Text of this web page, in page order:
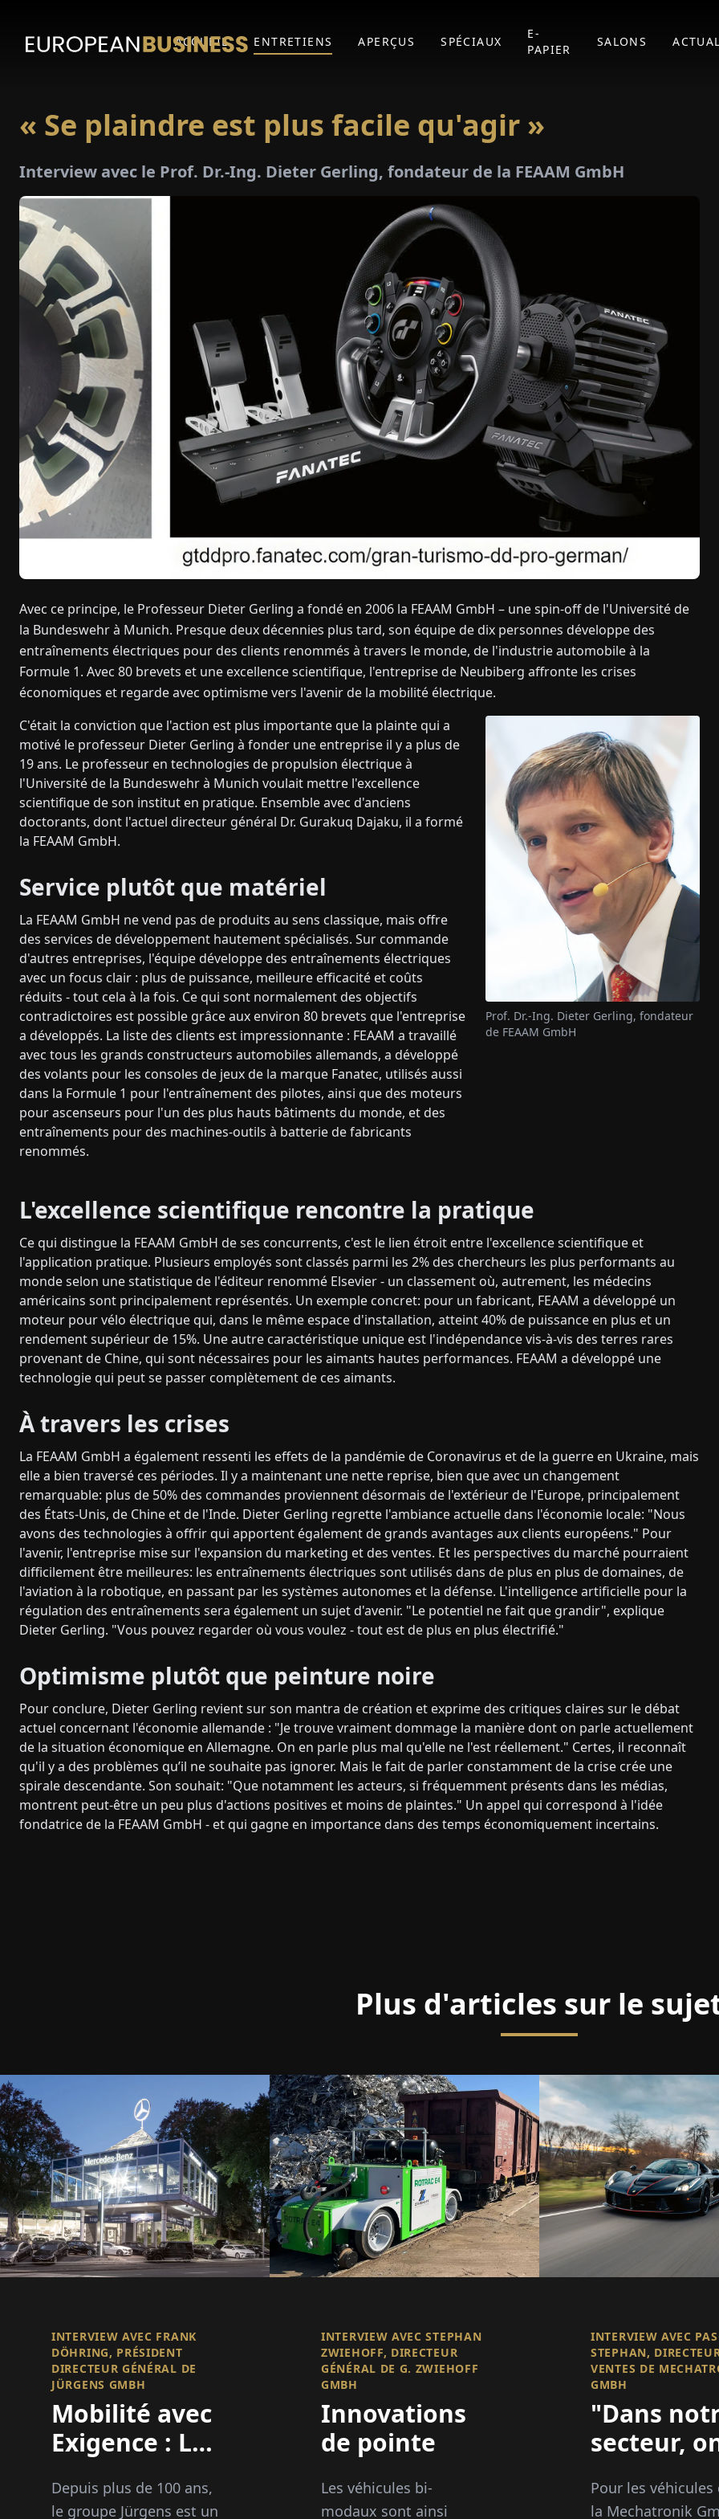
ACCUEIL ENTRETIENS APERÇUS SPÉCIAUX
E-
PAPIER
SALONS
« Se plaindre est plus facile qu'agir »
Interview avec le Prof. Dr.-Ing. Dieter Gerling, fondateur de la FEAAM GmbH
Avec ce principe, le Professeur Dieter Gerling a fondé en 2006 la FEAAM GmbH – une spin-off de l'Université de
la Bundeswehr à Munich. Presque deux décennies plus tard, son équipe de dix personnes développe des
entraînements électriques pour des clients renommés à travers le monde, de l'industrie automobile à la
Formule 1. Avec 80 brevets et une excellence scientifique, l'entreprise de Neubiberg affronte les crises
économiques et regarde avec optimisme vers l'avenir de la mobilité électrique.
C'était la conviction que l'action est plus importante que la plainte qui a
motivé le professeur Dieter Gerling à fonder une entreprise il y a plus de
19 ans. Le professeur en technologies de propulsion électrique à
l'Université de la Bundeswehr à Munich voulait mettre l'excellence
scientifique de son institut en pratique. Ensemble avec d'anciens
doctorants, dont l'actuel directeur général Dr. Gurakuq Dajaku, il a formé
la FEAAM GmbH.
Service plutôt que matériel
La FEAAM GmbH ne vend pas de produits au sens classique, mais offre
des services de développement hautement spécialisés. Sur commande
d'autres entreprises, l'équipe développe des entraînements électriques
avec un focus clair : plus de puissance, meilleure efficacité et coûts
réduits - tout cela à la fois. Ce qui sont normalement des objectifs
contradictoires est possible grâce aux environ 80 brevets que l'entreprise
a développés. La liste des clients est impressionnante : FEAAM a travaillé
avec tous les grands constructeurs automobiles allemands, a développé
des volants pour les consoles de jeux de la marque Fanatec, utilisés aussi
dans la Formule 1 pour l'entraînement des pilotes, ainsi que des moteurs
pour ascenseurs pour l'un des plus hauts bâtiments du monde, et des
entraînements pour des machines-outils à batterie de fabricants
renommés.
Prof. Dr.-Ing. Dieter Gerling, fondateur
de FEAAM GmbH
L'excellence scientifique rencontre la pratique
Ce qui distingue la FEAAM GmbH de ses concurrents, c'est le lien étroit entre l'excellence scientifique et
l'application pratique. Plusieurs employés sont classés parmi les 2% des chercheurs les plus performants au
monde selon une statistique de l'éditeur renommé Elsevier - un classement où, autrement, les médecins
américains sont principalement représentés. Un exemple concret: pour un fabricant, FEAAM a développé un
moteur pour vélo électrique qui, dans le même espace d'installation, atteint 40% de puissance en plus et un
rendement supérieur de 15%. Une autre caractéristique unique est l'indépendance vis-à-vis des terres rares
provenant de Chine, qui sont nécessaires pour les aimants hautes performances. FEAAM a développé une
technologie qui peut se passer complètement de ces aimants.
À travers les crises
La FEAAM GmbH a également ressenti les effets de la pandémie de Coronavirus et de la guerre en Ukraine, mais
elle a bien traversé ces périodes. Il y a maintenant une nette reprise, bien que avec un changement
remarquable: plus de 50% des commandes proviennent désormais de l'extérieur de l'Europe, principalement
des États-Unis, de Chine et de l'Inde. Dieter Gerling regrette l'ambiance actuelle dans l'économie locale: "Nous
avons des technologies à offrir qui apportent également de grands avantages aux clients européens." Pour
l'avenir, l'entreprise mise sur l'expansion du marketing et des ventes. Et les perspectives du marché pourraient
difficilement être meilleures: les entraînements électriques sont utilisés dans de plus en plus de domaines, de
l'aviation à la robotique, en passant par les systèmes autonomes et la défense. L'intelligence artificielle pour la
régulation des entraînements sera également un sujet d'avenir. "Le potentiel ne fait que grandir", explique
Dieter Gerling. "Vous pouvez regarder où vous voulez - tout est de plus en plus électrifié."
Optimisme plutôt que peinture noire
Pour conclure, Dieter Gerling revient sur son mantra de création et exprime des critiques claires sur le débat
actuel concernant l'économie allemande : "Je trouve vraiment dommage la manière dont on parle actuellement
de la situation économique en Allemagne. On en parle plus mal qu'elle ne l'est réellement." Certes, il reconnaît
qu'il y a des problèmes qu’il ne souhaite pas ignorer. Mais le fait de parler constamment de la crise crée une
spirale descendante. Son souhait: "Que notamment les acteurs, si fréquemment présents dans les médias,
montrent peut-être un peu plus d'actions positives et moins de plaintes." Un appel qui correspond à l'idée
fondatrice de la FEAAM GmbH - et qui gagne en importance dans des temps économiquement incertains.
Plus d'articles sur le
INTERVIEW AVEC FRANK
DÖHRING, PRÉSIDENT
DIRECTEUR GÉNÉRAL DE
JÜRGENS GMBH
Mobilité avec
Exigence : La
la marque
Depuis plus de 100 ans,
le groupe Jürgens est un
INTERVIEW AVEC STEPHAN
ZWIEHOFF, DIRECTEUR
GÉNÉRAL DE G. ZWIEHOFF
GMBH
Innovations
de pointe
Les véhicules bi-
modaux sont ainsi
INTERVIEW AVEC
STEPHAN,
VENTES DE
GMBH
"Dans
secteur,
être un
Pour les véhicules
la Mechatronik